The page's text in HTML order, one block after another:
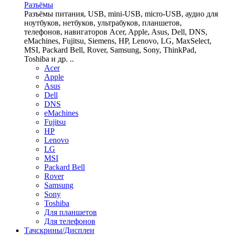
Разъёмы
Разъёмы питания, USB, mini-USB, micro-USB, аудио для
ноутбуков, нетбуков, ультрабуков, планшетов,
телефонов, навигаторов Acer, Apple, Asus, Dell, DNS,
eMachines, Fujitsu, Siemens, HP, Lenovo, LG, MaxSelect,
MSI, Packard Bell, Rover, Samsung, Sony, ThinkPad,
Toshiba и др. ..
Acer
Apple
Asus
Dell
DNS
eMachines
Fujitsu
HP
Lenovo
LG
MSI
Packard Bell
Rover
Samsung
Sony
Toshiba
Для планшетов
Для телефонов
Тачскрины/Дисплеи